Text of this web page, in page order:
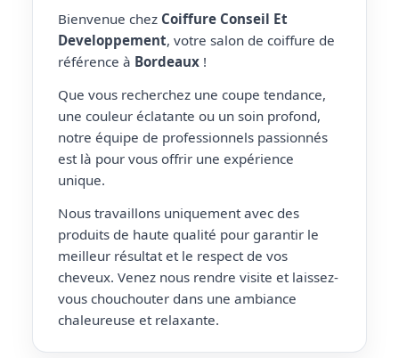
Bienvenue chez Coiffure Conseil Et
Developpement, votre salon de coiffure de
référence à Bordeaux !
Que vous recherchez une coupe tendance,
une couleur éclatante ou un soin profond,
notre équipe de professionnels passionnés
est là pour vous offrir une expérience
unique.
Nous travaillons uniquement avec des
produits de haute qualité pour garantir le
meilleur résultat et le respect de vos
cheveux. Venez nous rendre visite et laissez-
vous chouchouter dans une ambiance
chaleureuse et relaxante.